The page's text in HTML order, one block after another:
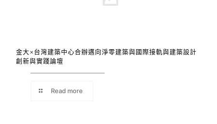
金大×台灣建築中心合辦邁向淨零建築與國際接軌與建築設計
創新與實踐論壇
Read more